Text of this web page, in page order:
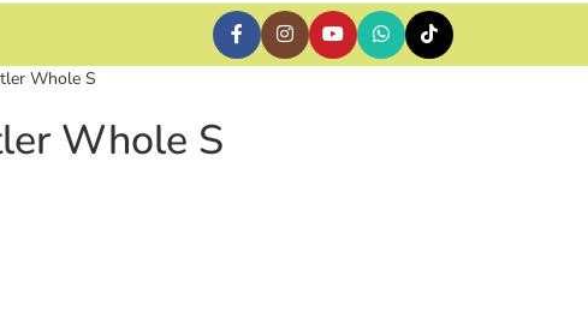
Whole S
Whole S